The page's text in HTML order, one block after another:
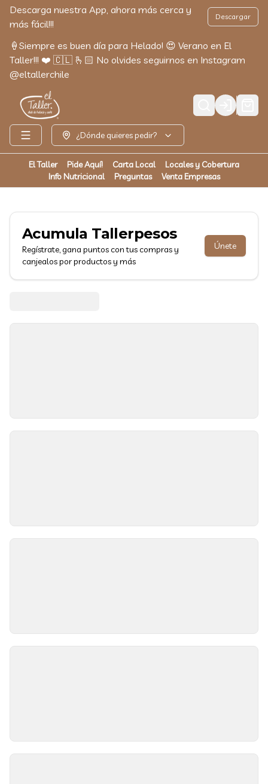
Descarga nuestra App, ahora más cerca y
más fácil!!!
Descargar
🍦Siempre es buen día para Helado! 😍 Verano en El
Taller!!! ❤️ 🇨🇱 🫰🏻 No olvides seguirnos en Instagram
@eltallerchile
Login
¿Dónde quieres pedir?
El Taller Pide Aquí! Carta Local
Locales y Cobertura
Info Nutricional
Preguntas Venta Empresas
Acumula Tallerpesos
Regístrate, gana puntos con tus compras y
canjealos por productos y más
Únete